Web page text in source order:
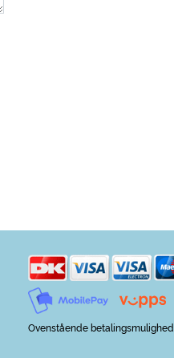
Ovenstående